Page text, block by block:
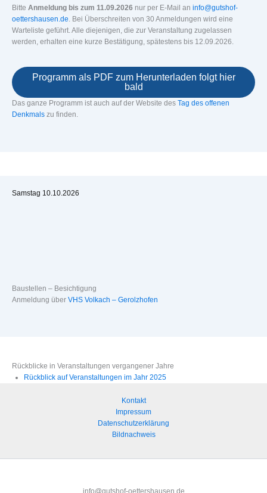
Bitte Anmeldung bis zum 11.09.2026 nur per E-Mail an info@gutshof-
oettershausen.de. Bei Überschreiten von 30 Anmeldungen wird eine
Warteliste geführt. Alle diejenigen, die zur Veranstaltung zugelassen
werden, erhalten eine kurze Bestätigung, spätestens bis 12.09.2026.
Programm als PDF zum Herunterladen folgt hier
bald
Das ganze Programm ist auch auf der Website des Tag des offenen
Denkmals zu finden.
Samstag 10.10.2026
Baustellen – Besichtigung
Anmeldung über VHS Volkach – Gerolzhofen
Rückblicke in Veranstaltungen vergangener Jahre
Rückblick auf Veranstaltungen im Jahr 2025
Kontakt
Impressum
Datenschutzerklärung
Bildnachweis